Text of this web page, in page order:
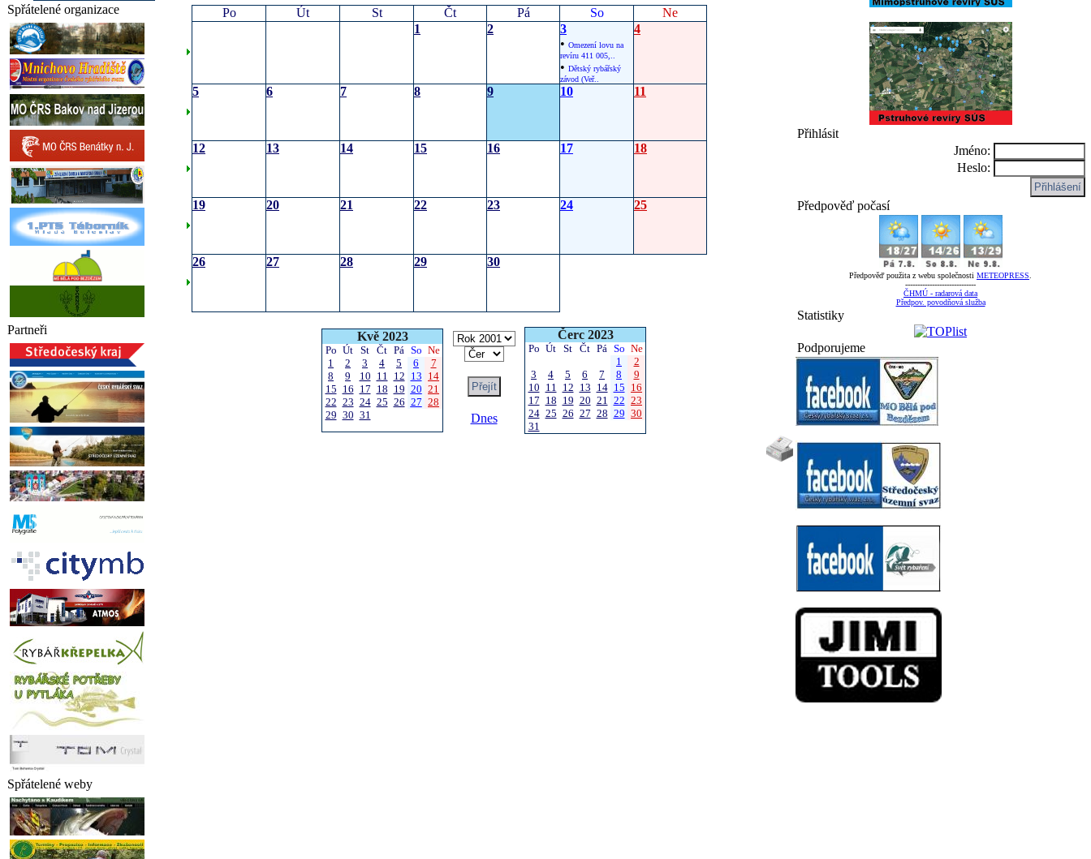
Spřátelené organizace
Partneři
Spřátelené weby
Po Út St Čt Pá So
Ne
1
2
3
• Omezení lovu na
revíru 411 005,..
• Dětský rybářský
závod (Veř..
4
5 6 7 8 9 10 11
12 13 14 15 16 17 18
19 20 21 22 23 24 25
26 27 28 29 30
Kvě 2023
Po Út St Čt Pá So Ne
1
2 3 4 5 6
7
8
9 10 11 12 13 14
15 16 17 18 19 20 21
22 23 24 25 26 27 28
29 30 31 Dnes
Čerc 2023
Po Út St Čt Pá So Ne
1
2
3
4 5 6 7 8
9
10 11 12 13 14 15 16
17 18 19 20 21 22 23
24 25 26 27 28 29 30
31
Přihlásit
Jméno:
Heslo:
Předpověď počasí
Předpověď použita z webu společnosti METEOPRESS
-----------------------------
ČHMÚ - radarová data
Předpov. povodňová služba
Statistiky
Podporujeme